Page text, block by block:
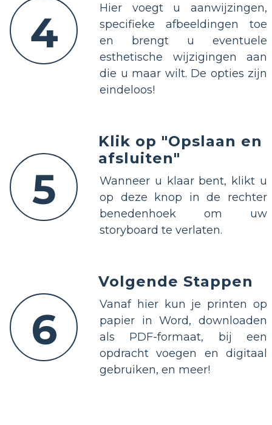
4
Hier voegt u aanwijzingen,
specifieke afbeeldingen toe
en brengt u eventuele
esthetische wijzigingen aan
die u maar wilt. De opties zijn
eindeloos!
5
Klik op "Opslaan en
afsluiten"
Wanneer u klaar bent, klikt u
op deze knop in de rechter
benedenhoek om uw
storyboard te verlaten.
6
Volgende Stappen
Vanaf hier kun je printen op
papier in Word, downloaden
als PDF-formaat, bij een
opdracht voegen en digitaal
gebruiken, en meer!